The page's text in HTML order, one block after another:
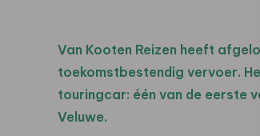
Van Kooten Reizen heeft
toekomstbestendig vervoer.
touringcar: één van de eerste
Veluwe.